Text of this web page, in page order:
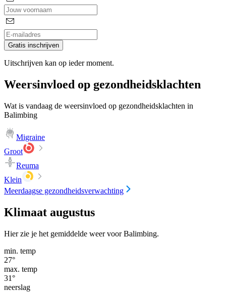
Gratis inschrijven
Uitschrijven kan op ieder moment.
Weersinvloed op gezondheidsklachten
Wat is vandaag de weersinvloed op gezondheidsklachten in
Balimbing
Migraine
Groot
Reuma
Klein
Meerdaagse gezondheidsverwachting
Klimaat augustus
Hier zie je het gemiddelde weer voor Balimbing.
min. temp
27°
max. temp
31°
neerslag